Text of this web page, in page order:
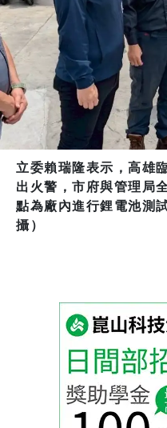
立委賴瑞隆表示，高雄
出火警，市府與管理局
點為廠內進行鋰電池測
攝）